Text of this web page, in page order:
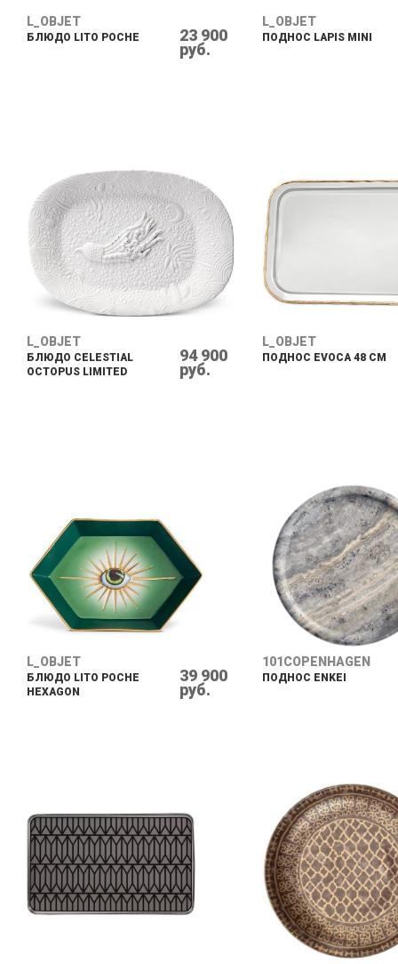
L_OBJET
БЛЮДО LITO POCHE 23 900
руб.
L_OBJET
ПОДНОС LAPIS MINI
L_OBJET
БЛЮДО CELESTIAL
OCTOPUS LIMITED
94 900
руб.
L_OBJET
ПОДНОС EVOCA 48 СМ
L_OBJET
БЛЮДО LITO POCHE
HEXAGON
39 900
руб.
101COPENHAGEN
ПОДНОС ENKEI